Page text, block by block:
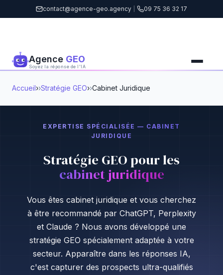
contact@agence-geo.agency 09 75 36 32 17
Agence GEO
Soyez la réponse de l'IA
Accueil› Stratégie GEO› Cabinet Juridique
EXPERTISE SPÉCIALISÉE — CABINET
JURIDIQUE
Stratégie GEO pour les
cabinet juridique
Vous êtes cabinet juridique et vous cherchez
à être recommandé par ChatGPT, Perplexity
et Claude ? Nous avons développé une
stratégie GEO spécialement adaptée à votre
secteur. Apparaître dans les réponses IA,
c'est capturer des prospects ultra-qualifiés